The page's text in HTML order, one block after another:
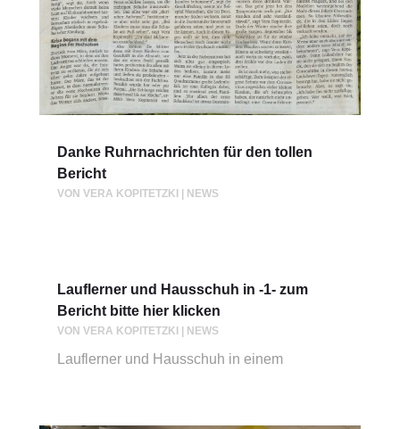
Danke Ruhrnachrichten für den tollen
Bericht
VON VERA KOPITETZKI NEWS
Lauflerner und Hausschuh in -1- zum
Bericht bitte hier klicken
VON VERA KOPITETZKI NEWS
Lauflerner und Hausschuh in einem